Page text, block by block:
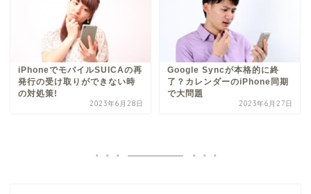
iPhoneでモバイルSUICAの再
発行の受け取りができない時
の対処策!
2023年6月28日
Google Syncが本格的に終
了？カレンダーのiPhone同期
で大問題
2023年6月27日